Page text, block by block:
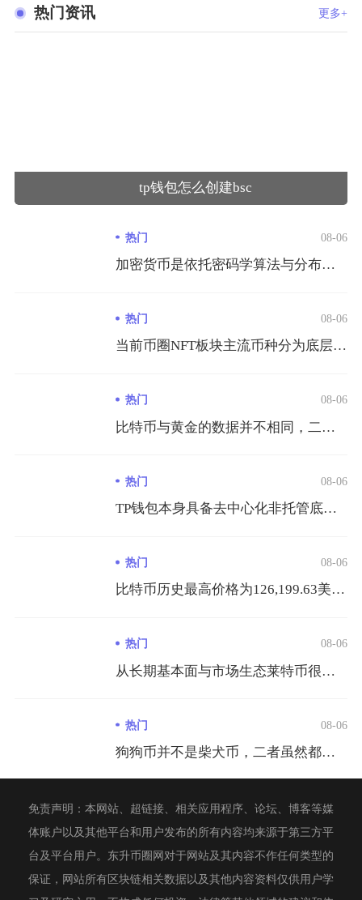
热门资讯 更多+
tp钱包怎么创建bsc
热门 08-06
加密货币是依托密码学算法与分布式区块链账本运行、脱离央行与金...
热门 08-06
当前币圈NFT板块主流币种分为底层公链代币、NFT交易平台代...
热门 08-06
比特币与黄金的数据并不相同，二者仅在稀缺叙事层面存在交集，价...
热门 08-06
TP钱包本身具备去中心化非托管底层安全架构，但整体存在多重不...
热门 08-06
比特币历史最高价格为126,199.63美元/枚，出现在20...
热门 08-06
从长期基本面与市场生态莱特币很难在市值、生态体量以及行业价值...
热门 08-06
狗狗币并不是柴犬币，二者虽然都采用柴犬表情包作为视觉标识，同...
免责声明：本网站、超链接、相关应用程序、论坛、博客等媒
体账户以及其他平台和用户发布的所有内容均来源于第三方平
台及平台用户。东升币圈网对于网站及其内容不作任何类型的
保证，网站所有区块链相关数据以及其他内容资料仅供用户学